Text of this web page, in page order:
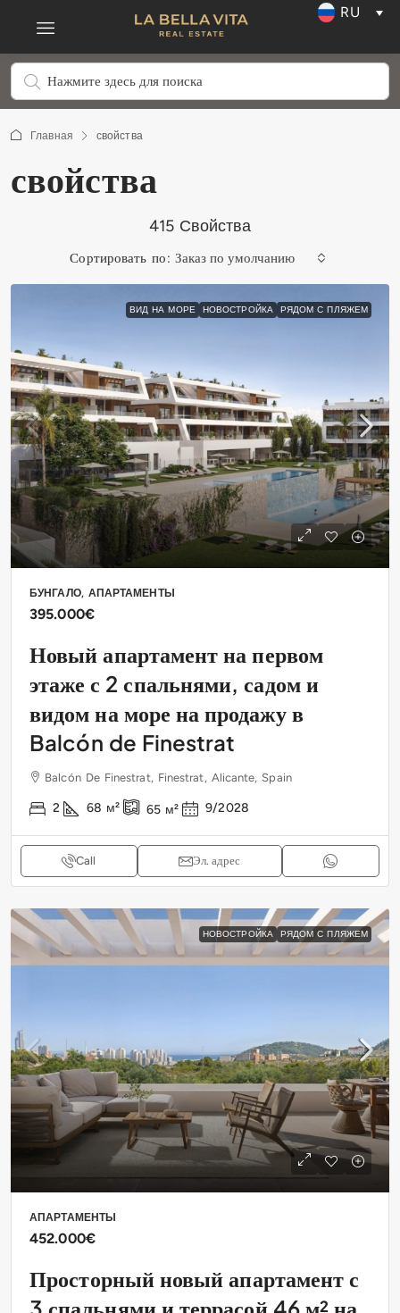
RU
Главная свойства
свойства
415 Свойства
Сортировать по: Заказ по умолчанию
ВИД НА МОРЕ НОВОСТРОЙКА РЯДОМ С ПЛЯЖЕМ
БУНГАЛО, АПАРТАМЕНТЫ
395.000€
Новый апартамент на первом
этаже с 2 спальнями, садом и
видом на море на продажу в
Balcón de Finestrat
Balcón De Finestrat, Finestrat, Alicante, Spain
2 68 м² 65 м² 9/2028
Call Эл. адрес
НОВОСТРОЙКА РЯДОМ С ПЛЯЖЕМ
АПАРТАМЕНТЫ
452.000€
Просторный новый апартамент с
3 спальнями и террасой 46 м² на